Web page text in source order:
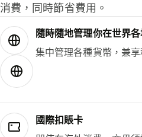
消費，同時節省費用。
隨時隨地管理你在世界各
集中管理各種貨幣，兼享
國際扣賬卡